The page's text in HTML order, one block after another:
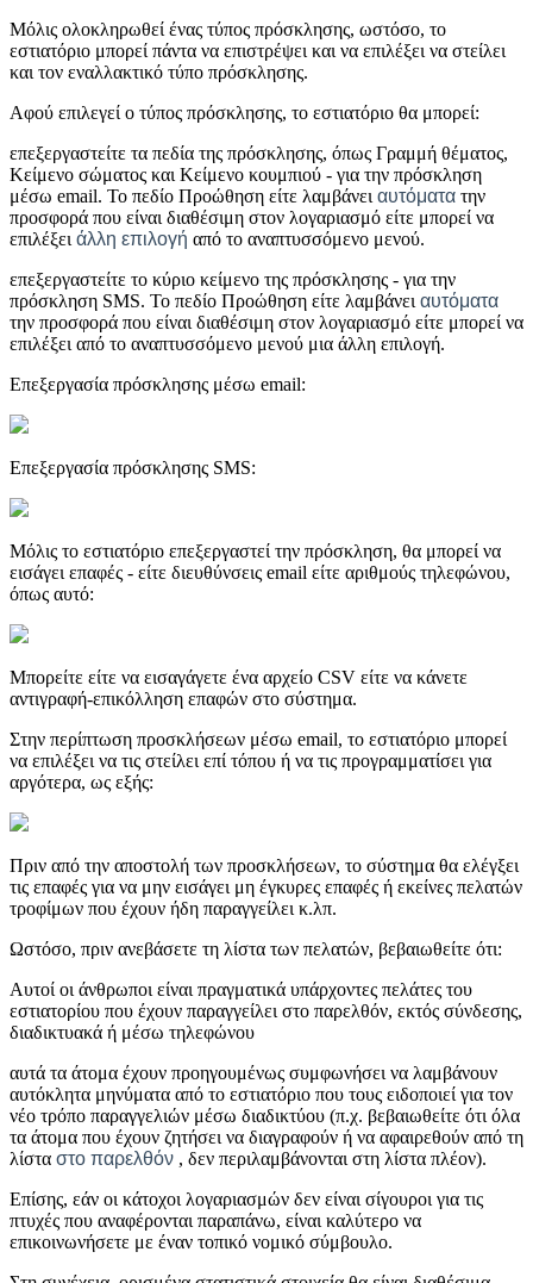
Μόλις ολοκληρωθεί ένας τύπος πρόσκλησης, ωστόσο, το
εστιατόριο μπορεί πάντα να επιστρέψει και να επιλέξει να στείλει
και τον εναλλακτικό τύπο πρόσκλησης.
Αφού επιλεγεί ο τύπος πρόσκλησης, το εστιατόριο θα μπορεί:
επεξεργαστείτε τα πεδία της πρόσκλησης, όπως Γραμμή θέματος,
Κείμενο σώματος και Κείμενο κουμπιού - για την πρόσκληση
μέσω email. Το πεδίο Προώθηση είτε λαμβάνει αυτόματα την
προσφορά που είναι διαθέσιμη στον λογαριασμό είτε μπορεί να
επιλέξει άλλη επιλογή από το αναπτυσσόμενο μενού.
επεξεργαστείτε το κύριο κείμενο της πρόσκλησης - για την
πρόσκληση SMS. Το πεδίο Προώθηση είτε λαμβάνει αυτόματα
την προσφορά που είναι διαθέσιμη στον λογαριασμό είτε μπορεί να
επιλέξει από το αναπτυσσόμενο μενού μια άλλη επιλογή.
Επεξεργασία πρόσκλησης μέσω email:
Επεξεργασία πρόσκλησης SMS:
Μόλις το εστιατόριο επεξεργαστεί την πρόσκληση, θα μπορεί να
εισάγει επαφές - είτε διευθύνσεις email είτε αριθμούς τηλεφώνου,
όπως αυτό:
Μπορείτε είτε να εισαγάγετε ένα αρχείο CSV είτε να κάνετε
αντιγραφή-επικόλληση επαφών στο σύστημα.
Στην περίπτωση προσκλήσεων μέσω email, το εστιατόριο μπορεί
να επιλέξει να τις στείλει επί τόπου ή να τις προγραμματίσει για
αργότερα, ως εξής:
Πριν από την αποστολή των προσκλήσεων, το σύστημα θα ελέγξει
τις επαφές για να μην εισάγει μη έγκυρες επαφές ή εκείνες πελατών
τροφίμων που έχουν ήδη παραγγείλει κ.λπ.
Ωστόσο, πριν ανεβάσετε τη λίστα των πελατών, βεβαιωθείτε ότι:
Αυτοί οι άνθρωποι είναι πραγματικά υπάρχοντες πελάτες του
εστιατορίου που έχουν παραγγείλει στο παρελθόν, εκτός σύνδεσης,
διαδικτυακά ή μέσω τηλεφώνου
αυτά τα άτομα έχουν προηγουμένως συμφωνήσει να λαμβάνουν
αυτόκλητα μηνύματα από το εστιατόριο που τους ειδοποιεί για τον
νέο τρόπο παραγγελιών μέσω διαδικτύου (π.χ. βεβαιωθείτε ότι όλα
τα άτομα που έχουν ζητήσει να διαγραφούν ή να αφαιρεθούν από τη
λίστα στο παρελθόν , δεν περιλαμβάνονται στη λίστα πλέον).
Επίσης, εάν οι κάτοχοι λογαριασμών δεν είναι σίγουροι για τις
πτυχές που αναφέρονται παραπάνω, είναι καλύτερο να
επικοινωνήσετε με έναν τοπικό νομικό σύμβουλο.